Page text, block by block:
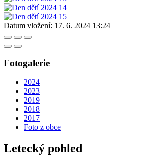
Datum vložení: 17. 6. 2024 13:24
Fotogalerie
2024
2023
2019
2018
2017
Foto z obce
Letecký pohled